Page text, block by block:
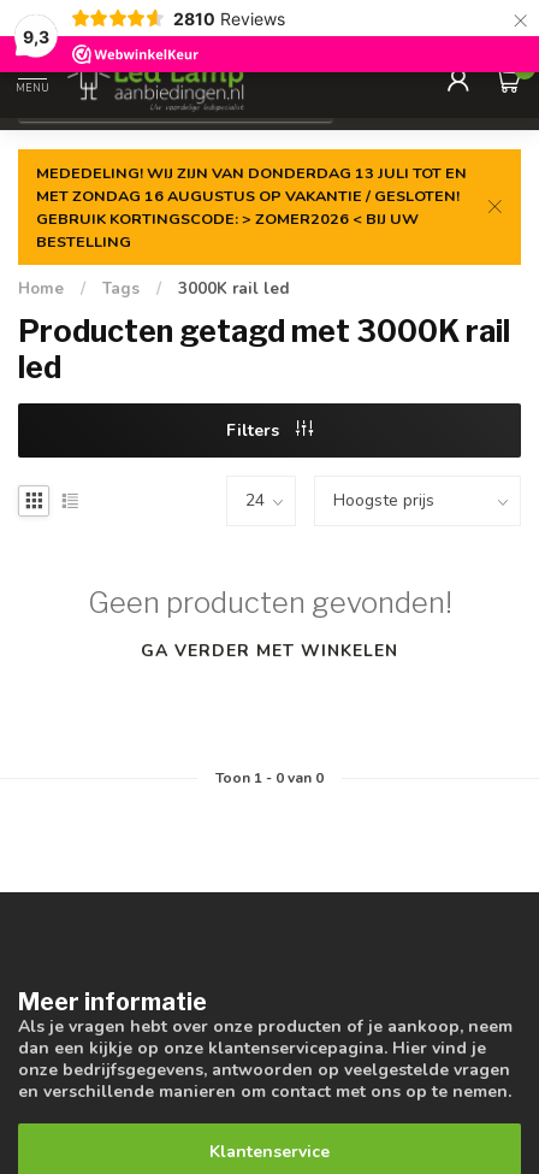
9,3
2810 Reviews ×
Gegarandeerde delaagste prijs
MENU
0
MEDEDELING! WIJ ZIJN VAN DONDERDAG 13 JULI TOT EN
MET ZONDAG 16 AUGUSTUS OP VAKANTIE / GESLOTEN!
GEBRUIK KORTINGSCODE: > ZOMER2026 < BIJ UW
BESTELLING
Home / Tags / 3000K rail led
Producten getagd met 3000K rail
led
Filters
Geen producten gevonden!
GA VERDER MET WINKELEN
Toon 1- 0van 0
Meer informatie
Als je vragen hebt over onze producten of je aankoop, neem
dan een kijkje op onze klantenservicepagina. Hier vind je
onze bedrijfsgegevens, antwoorden op veelgestelde vragen
en verschillende manieren om contact met ons op te nemen.
Klantenservice